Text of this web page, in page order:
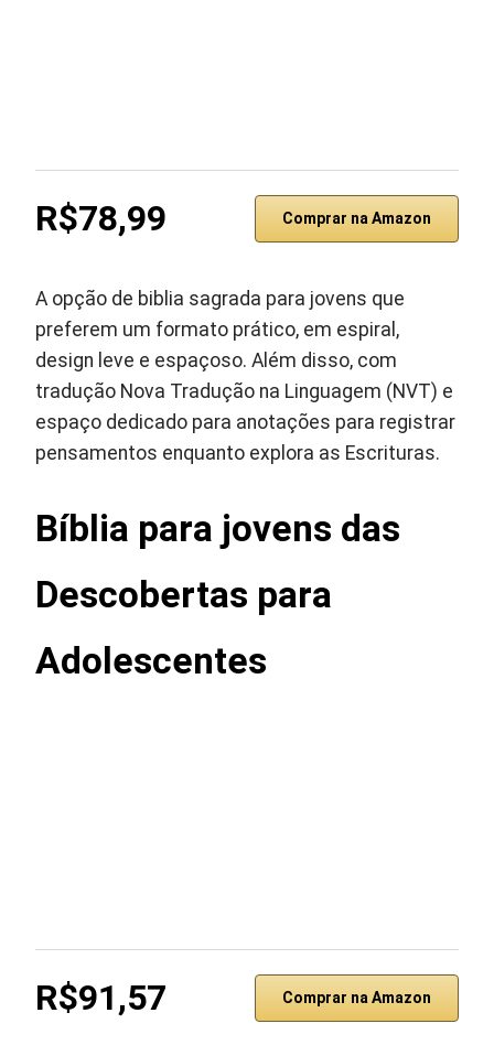
R$78,99 Comprar na Amazon
A opção de biblia sagrada para jovens que
preferem um formato prático, em espiral,
design leve e espaçoso. Além disso, com
tradução Nova Tradução na Linguagem (NVT) e
espaço dedicado para anotações para registrar
pensamentos enquanto explora as Escrituras.
Bíblia para jovens das
Descobertas para
Adolescentes
R$91,57 Comprar na Amazon